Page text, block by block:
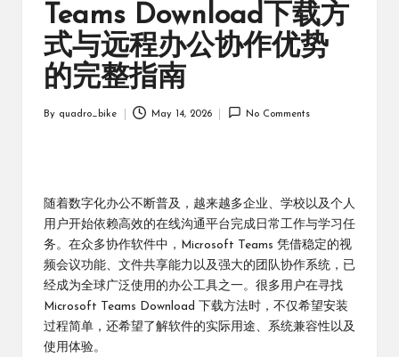
Teams Download下载方
式与远程办公协作优势
的完整指南
Posted
By quadro_bike May 14, 2026 No Comments
随着数字化办公不断普及，越来越多企业、学校以及个人
用户开始依赖高效的在线沟通平台完成日常工作与学习任
务。在众多协作软件中，Microsoft Teams 凭借稳定的视
频会议功能、文件共享能力以及强大的团队协作系统，已
经成为全球广泛使用的办公工具之一。很多用户在寻找
Microsoft Teams Download 下载方法时，不仅希望安装
过程简单，还希望了解软件的实际用途、系统兼容性以及
使用体验。